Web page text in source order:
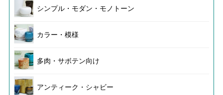
シンプル・モダン・モノトーン
カラー・模様
多肉・サボテン向け
アンティーク・シャビー